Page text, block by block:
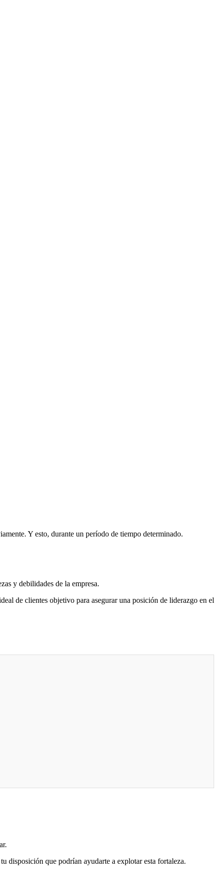
Y esto, durante un período de tiempo determinado.
y debilidades de la empresa.
de clientes objetivo para asegurar una posición de liderazgo en el
disposición que podrían ayudarte a explotar esta fortaleza.